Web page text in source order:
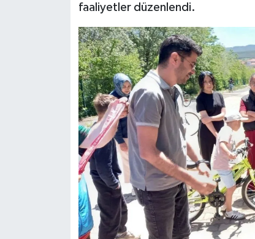
faaliyetler düzenlendi.